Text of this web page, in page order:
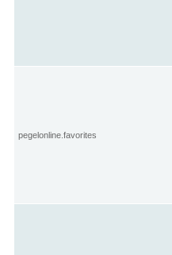
pegelonline.favorites